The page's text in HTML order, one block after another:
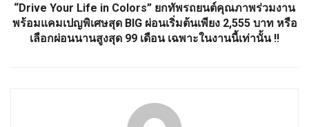
“Drive Your Life in Colors” ยกทัพรถยนต์คุณภาพร่วมงาน
พร้อมแคมเปญพิเศษสุด BIG ผ่อนเริ่มต้นเพียง 2,555 บาท หรือ
เลือกผ่อนนานสูงสุด 99 เดือน เฉพาะในงานนี้เท่านั้น !!